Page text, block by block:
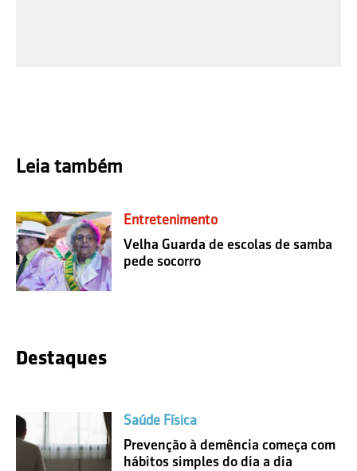
Leia também
Entretenimento
Velha Guarda de escolas de samba
pede socorro
Destaques
Saúde Física
Prevenção à demência começa com
hábitos simples do dia a dia